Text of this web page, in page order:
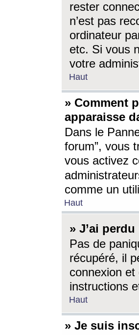
rester
n’est pas
ordinateur
etc. Si vous
votre
Haut
» Comment
apparaisse
Dans le
forum”, vous
vous activez
comme un
Haut
» J’ai
Pas de
récupéré, il
connexion et
instructions
Haut
» Je suis